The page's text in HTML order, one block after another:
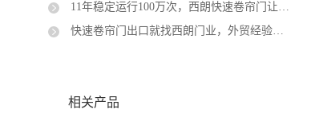
11年稳定运行100万次，西朗快速卷帘门让企业使用更省心
快速卷帘门出口就找西朗门业，外贸经验丰富，全球出口74国
相关产品